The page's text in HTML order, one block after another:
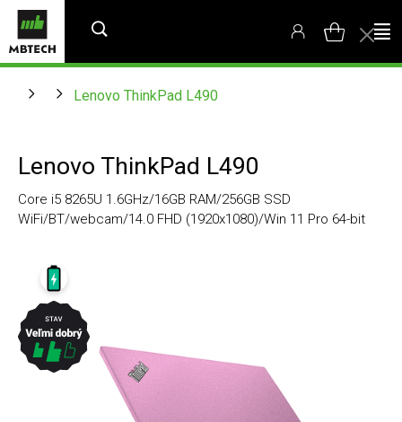
Lenovo ThinkPad L490
Lenovo ThinkPad L490
Core i5 8265U 1.6GHz/16GB RAM/256GB SSD
WiFi/BT/webcam/14.0 FHD (1920x1080)/Win 11 Pro 64-bit